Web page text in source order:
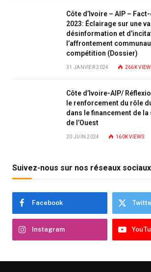
Côte d’Ivoire – AIP –
2023: Éclairage sur une
désinformation et
l’affrontement
compétition (Dossier)
31 JANVIER 2024 266K
Côte d’Ivoire-AIP/
le renforcement du rôle
dans le financement de
de l’Ouest
20 JUIN 2024 160KVIEWS
Suivez-nous sur nos réseaux
Facebook
Instagram